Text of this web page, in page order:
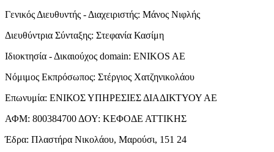
Γενικός Διευθυντής - Διαχειριστής: Μάνος Νιφλής
Διευθύντρια Σύνταξης: Στεφανία Κασίμη
Ιδιοκτησία - Δικαιούχος domain: ENIKOS AE
Νόμιμος Εκπρόσωπος: Στέργιος Χατζηνικολάου
Επωνυμία: ΕΝΙΚΟΣ ΥΠΗΡΕΣΙΕΣ ΔΙΑΔΙΚΤΥΟΥ ΑΕ
ΑΦΜ: 800384700 ΔΟΥ: ΚΕΦΟΔΕ ΑΤΤΙΚΗΣ
Έδρα: Πλαστήρα Νικολάου, Μαρούσι, 151 24